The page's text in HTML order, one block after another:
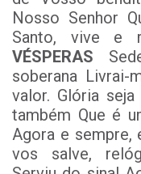
Nosso Senhor
Santo, vive e
VÉSPERAS
soberana
valor. Glória
também Que é
Agora e sempre,
vos salve,